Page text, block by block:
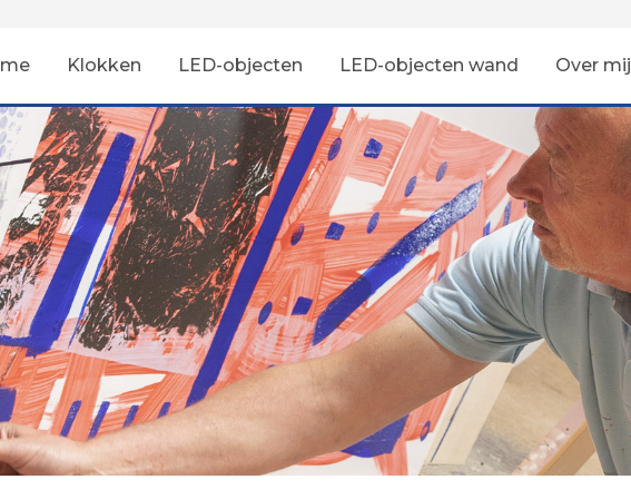
Klokken LED-objecten LED-objecten wand Over mij